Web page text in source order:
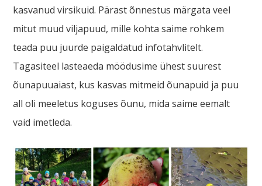
kasvanud virsikuid. Pärast õnnestus märgata veel
mitut muud viljapuud, mille kohta saime rohkem
teada puu juurde paigaldatud infotahvlitelt.
Tagasiteel lasteaeda möödusime ühest suurest
õunapuuaiast, kus kasvas mitmeid õunapuid ja puu
all oli meeletus koguses õunu, mida saime eemalt
vaid imetleda.